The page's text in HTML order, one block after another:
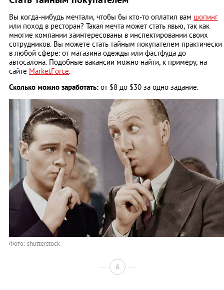
Вы когда-нибудь мечтали, чтобы бы кто-то оплатил вам шопинг
или поход в ресторан? Такая мечта может стать явью, так как
многие компании заинтересованы в инспектировании своих
сотрудников. Вы можете стать тайным покупателем практически
в любой сфере: от магазина одежды или фастфуда до
автосалона. Подобные вакансии можно найти, к примеру, на
сайте MarketForce.
Сколько можно заработать: от $8 до $30 за одно задание.
Фото: shutterstock
6